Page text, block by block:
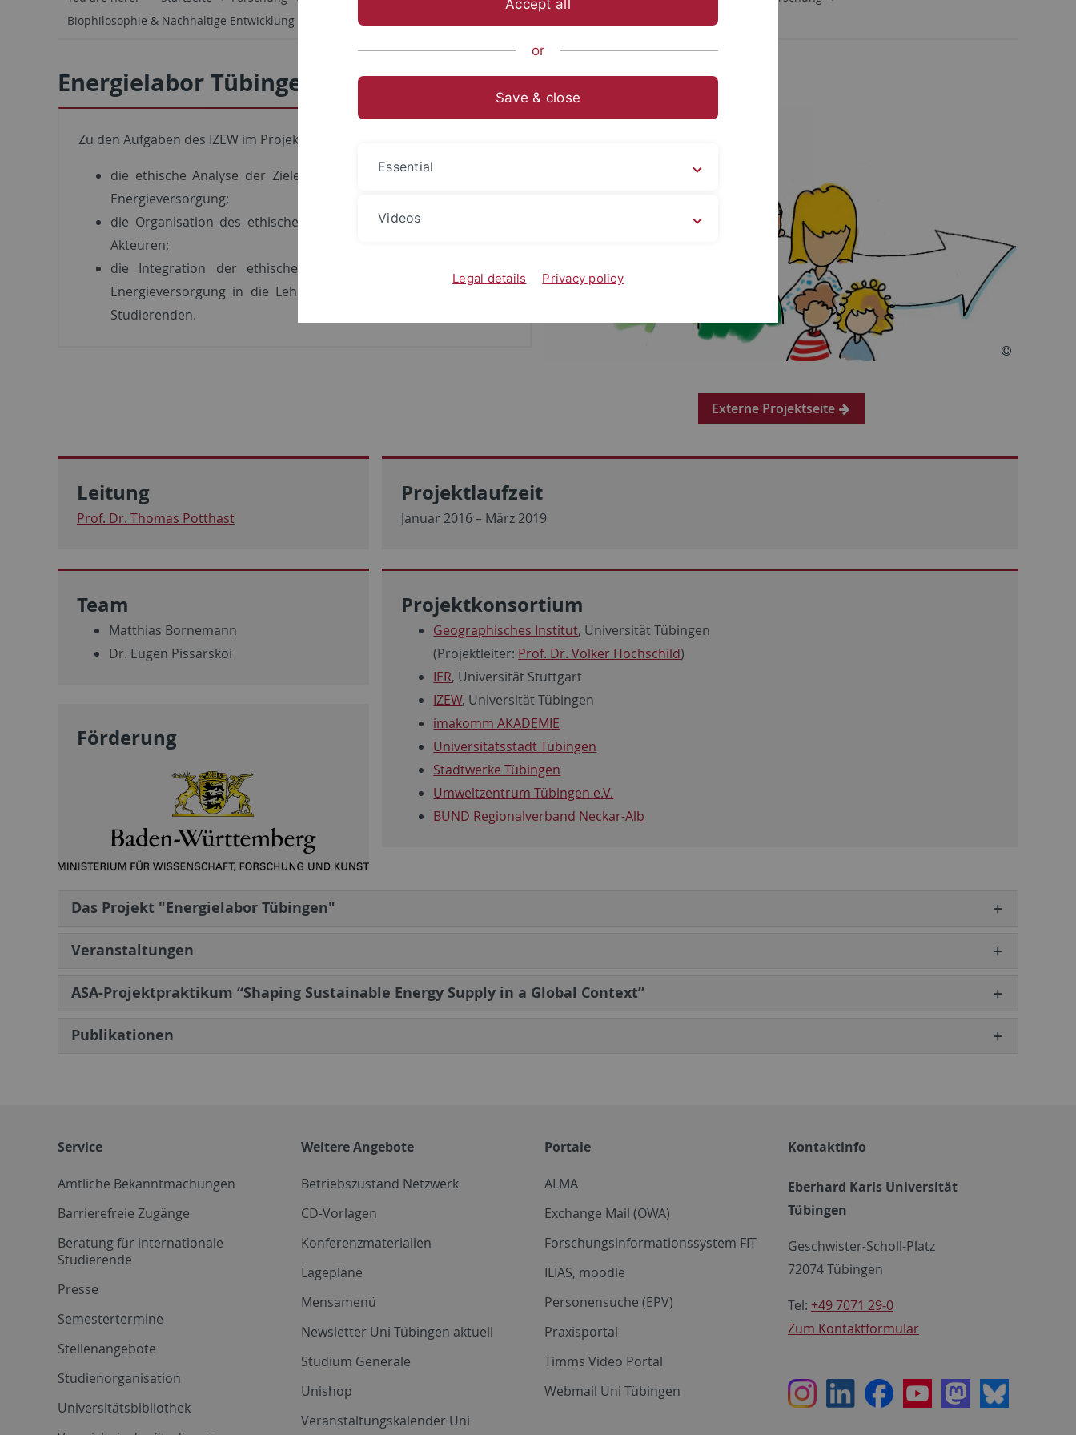
Biophilosophie & Nachhaltige Entwicklung
Energielabor Tübingen
Zu den Aufgaben des IZEW im Projekt „Energielabor Tübingen“ zählen
die ethische Analyse der Ziele und Kriterien einer nachhaltigen
Energieversorgung;
die Organisation des ethischen Diskurses zwischen den lokalen
Akteuren;
die Integration der ethischen Dimension einer nachhaltigen
Energieversorgung in die Lehre und damit die Integration von
Studierenden.
Externe Projektseite
Leitung
Prof. Dr. Thomas Potthast
Team
Matthias Bornemann
Dr. Eugen Pissarskoi
Förderung
Projektlaufzeit
Januar 2016 – März 2019
Projektkonsortium
Geographisches Institut, Universität Tübingen
(Projektleiter: Prof. Dr. Volker Hochschild)
IER, Universität Stuttgart
IZEW, Universität Tübingen
imakomm AKADEMIE
Universitätsstadt Tübingen
Stadtwerke Tübingen
Umweltzentrum Tübingen e.V.
BUND Regionalverband Neckar-Alb
Das Projekt "Energielabor Tübingen"
Veranstaltungen
ASA-Projektpraktikum “Shaping Sustainable Energy Supply in a Global Context”
Publikationen
Service
Amtliche Bekanntmachungen
Barrierefreie Zugänge
Beratung für internationale
Studierende
Presse
Semestertermine
Stellenangebote
Studienorganisation
Universitätsbibliothek
Weitere Angebote
Betriebszustand Netzwerk
CD-Vorlagen
Konferenzmaterialien
Lagepläne
Mensamenü
Newsletter Uni Tübingen aktuell
Studium Generale
Unishop
Veranstaltungskalender Uni
Portale
ALMA
Exchange Mail (OWA)
Forschungsinformationssystem FIT
ILIAS, moodle
Personensuche (EPV)
Praxisportal
Timms Video Portal
Webmail Uni Tübingen
Kontaktinfo
Eberhard Karls Universität
Tübingen
Geschwister-Scholl-Platz
72074 Tübingen
Tel: +49 7071 29-0
Zum Kontaktformular
InstagramLinkedInFacebookYoutubeMastodon
Bluesky
Accept all
or
Save & close
Essential
Videos
Legal details Privacy policy